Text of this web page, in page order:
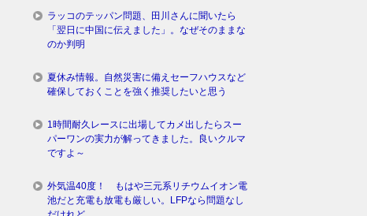
ラッコのテッパン問題、田川さんに聞いたら
「翌日に中国に伝えました」。なぜそのままな
のか判明
夏休み情報。自然災害に備えセーフハウスなど
確保しておくことを強く推奨したいと思う
1時間耐久レースに出場してカメ出したらスー
パーワンの実力が解ってきました。良いクルマ
ですよ～
外気温40度！ もはや三元系リチウムイオン電
池だと充電も放電も厳しい。LFPなら問題なし